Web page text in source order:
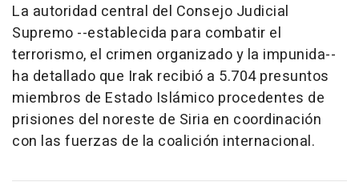
La autoridad central del Consejo Judicial
Supremo --establecida para combatir el
terrorismo, el crimen organizado y la impunida--
ha detallado que Irak recibió a 5.704 presuntos
miembros de Estado Islámico procedentes de
prisiones del noreste de Siria en coordinación
con las fuerzas de la coalición internacional.